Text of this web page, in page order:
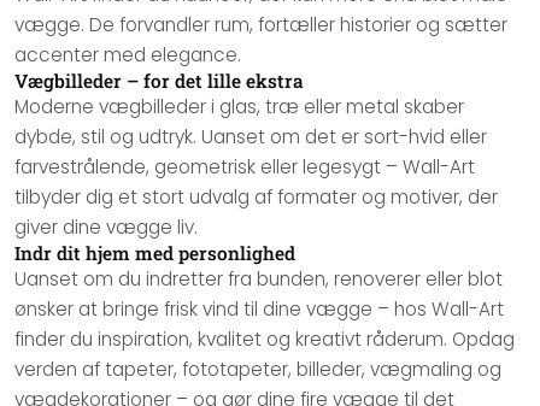
vægge. De forvandler rum, fortæller historier og sætter
accenter med elegance.
Vægbilleder – for det lille ekstra
Moderne vægbilleder i glas, træ eller metal skaber
dybde, stil og udtryk. Uanset om det er sort-hvid eller
farvestrålende, geometrisk eller legesygt – Wall-Art
tilbyder dig et stort udvalg af formater og motiver, der
giver dine vægge liv.
Indr dit hjem med personlighed
Uanset om du indretter fra bunden, renoverer eller blot
ønsker at bringe frisk vind til dine vægge – hos Wall-Art
finder du inspiration, kvalitet og kreativt råderum. Opdag
verden af tapeter, fototapeter, billeder, vægmaling og
vægdekorationer – og gør dine fire vægge til det